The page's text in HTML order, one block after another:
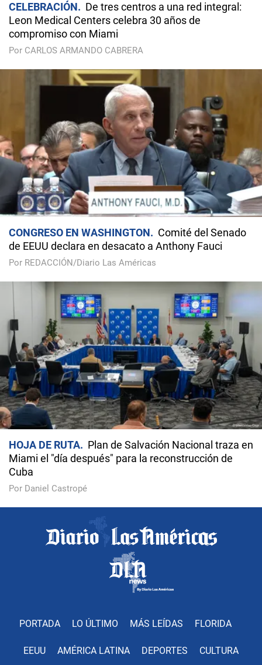
CELEBRACIÓN
De tres centros a una red integral:
Leon Medical Centers celebra 30 años de
compromiso con Miami
Por CARLOS ARMANDO CABRERA
CONGRESO EN WASHINGTON
Comité del Senado
de EEUU declara en desacato a Anthony Fauci
Por REDACCIÓN/Diario Las Américas
HOJA DE RUTA
Plan de Salvación Nacional traza en
Miami el "día después" para la reconstrucción de
Cuba
Por Daniel Castropé
PORTADA LO ÚLTIMO MÁS LEÍDAS FLORIDA
EEUU AMÉRICA LATINA DEPORTES CULTURA